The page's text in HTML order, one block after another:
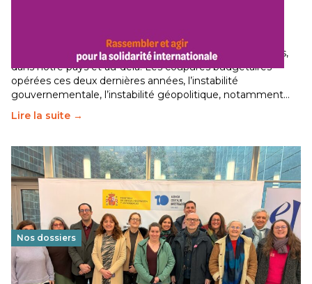
Le secteur humanitaire connaît des difficultés profondes,
dans notre pays et au-delà. Les coupures budgétaires
opérées ces deux dernières années, l’instabilité
gouvernementale, l’instabilité géopolitique, notamment…
Lire la suite →
Nos dossiers
Éducation au vivre-ensemble : un échange croisé